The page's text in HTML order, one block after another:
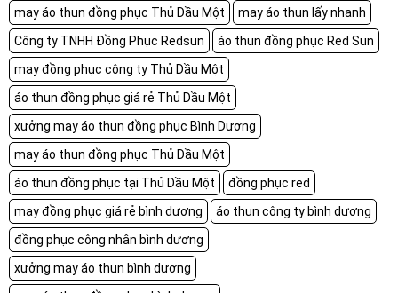
may áo thun đồng phục Thủ Dầu Một
may áo thun lấy nhanh
Công ty TNHH Đồng Phục Redsun
áo thun đồng phục Red Sun
may đồng phục công ty Thủ Dầu Một
áo thun đồng phục giá rẻ Thủ Dầu Một
xưởng may áo thun đồng phục Bình Dương
may áo thun đồng phục Thủ Dầu Một
áo thun đồng phục tại Thủ Dầu Một
đồng phục red
may đồng phục giá rẻ bình dương
áo thun công ty bình dương
đồng phục công nhân bình dương
xưởng may áo thun bình dương